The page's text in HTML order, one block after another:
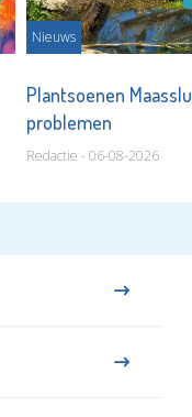
Nieuws
Plantsoenen
problemen
Redactie - 06-08-2026